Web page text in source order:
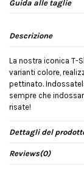
Guida alle taglie
Descrizione
La nostra iconica T-
varianti colore,
pettinato.
sempre che
risate!
Dettagli del
Reviews(0)